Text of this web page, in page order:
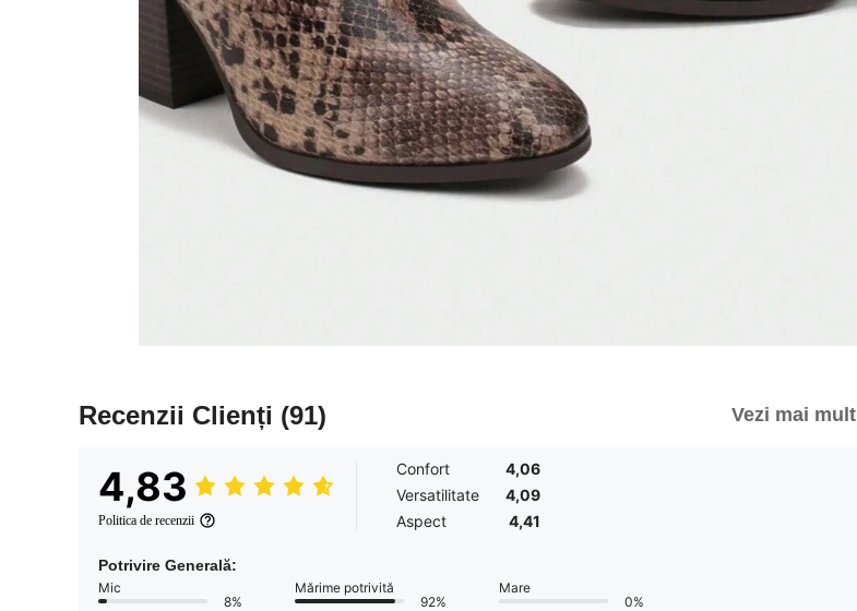
Recenzii Clienți (91) Vezi mai mult
4,83
Politica de recenzii
Confort
4,06
Versatilitate
4,09
Aspect
4,41
Potrivire Generală:
Mic
8%
Mărime potrivită
92%
Mare
0%